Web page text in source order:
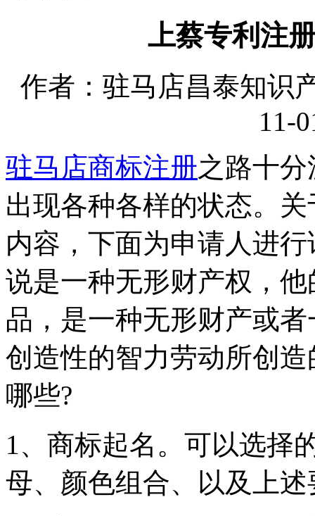
上蔡专利注
作者：驻马店昌泰知识
11-
驻马店商标注册之路十
出现各种各样的状态。
内容，下面为申请人进
说是一种无形财产权，
品，是一种无形财产或
创造性的智力劳动所创
哪些?
1、商标起名。可以选择
母、颜色组合、以及上